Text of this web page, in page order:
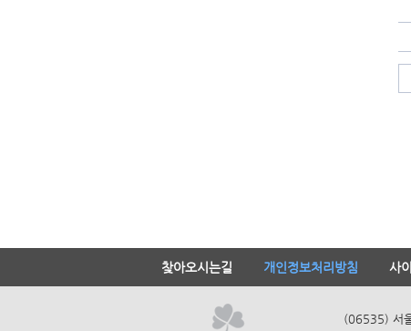
찾아오시는길 개인정보처리방침 사
(06535) 서